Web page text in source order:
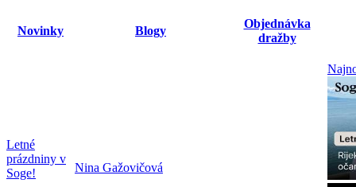
Novinky Blogy
Objednávka
dražby
Letné
prázdniny v
Soge!
Nina Gažovičová